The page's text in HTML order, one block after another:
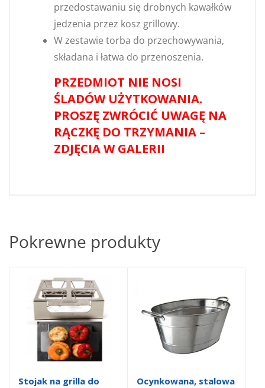
przedostawaniu się drobnych kawałków
jedzenia przez kosz grillowy.
W zestawie torba do przechowywania,
składana i łatwa do przenoszenia.
PRZEDMIOT NIE NOSI
ŚLADÓW UŻYTKOWANIA.
PROSZĘ ZWRÓCIĆ UWAGĘ NA
RĄCZKĘ DO TRZYMANIA –
ZDJĘCIA W GALERII
Pokrewne produkty
Stojak na grilla do
Ocynkowana, stalowa